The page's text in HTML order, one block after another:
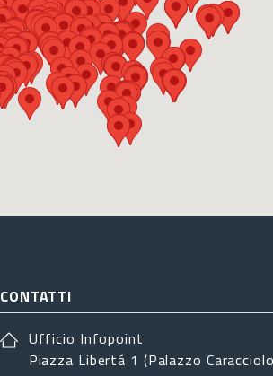
CONTATTI
Ufficio Infopoint
Piazza Libertá 1 (Palazzo